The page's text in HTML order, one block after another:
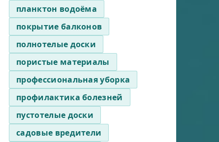
планктон водоёма
покрытие балконов
полнотелые доски
пористые материалы
профессиональная уборка
профилактика болезней
пустотелые доски
садовые вредители